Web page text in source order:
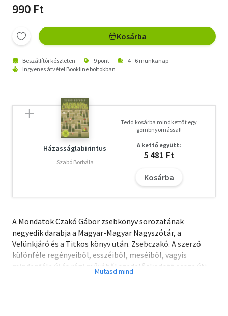
990 Ft
Kosárba
Beszállítói készleten 9 pont
4 - 6 munkanap
Ingyenes átvétel Bookline boltokban
Házasságlabirintus
Szabó Borbála
Tedd kosárba mindkettőt egy
gombnyomással!
A kettő együtt:
5 481 Ft
Kosárba
A Mondatok Czakó Gábor zsebkönyv sorozatának
negyedik darabja a Magyar-Magyar Nagyszótár, a
Velünkjáró és a Titkos könyv után. Zsebczakó. A szerző
különféle regényeiből, esszéiből, meséiből, vagyis
mindenféle új és régi művéből szedelőzködött össze úti
olvasmánynak. Bárhol föl lehet ütni, s egy pillantásal ki